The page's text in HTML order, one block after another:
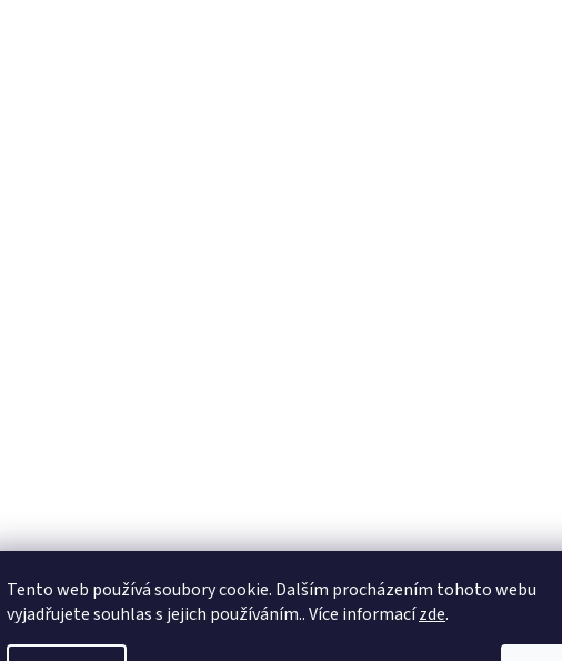
Tento web používá soubory cookie. Dalším procházením tohoto webu
vyjadřujete souhlas s jejich používáním.. Více informacízde.